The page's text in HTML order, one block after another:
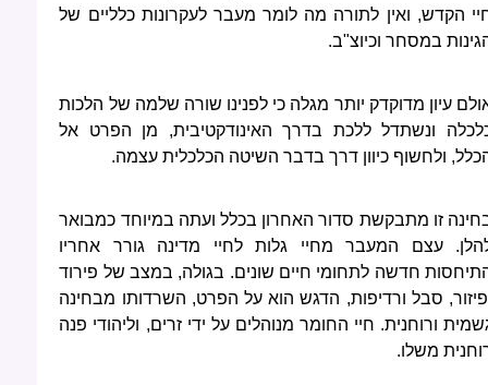
הקדש, ואין לתורה מה לומר מעבר לעקרונות כלליים של
במסחר וכיוצ"ב.
עיון מדוקדק יותר מגלה כי לפנינו שורה שלמה של הלכות
ונשתדל ללכת בדרך האינודקטיבית, מן הפרט אל
ולחשוף כיוון דרך בדבר השיטה הכלכלית עצמה.
זו מתבקשת סדור האחרון בכלל ועתה במיוחד כמבואר
עצם המעבר מחיי גלות לחיי מדינה גורר אחריו
חדשה לתחומי חיים שונים. בגולה, במצב של פירוד
סבל ורדיפות, הדגש הוא על הפרט, השרדותו מבחינה
ורוחנית. חיי החומר מנוהלים על ידי זרים, וליהודי פנה
משלו.